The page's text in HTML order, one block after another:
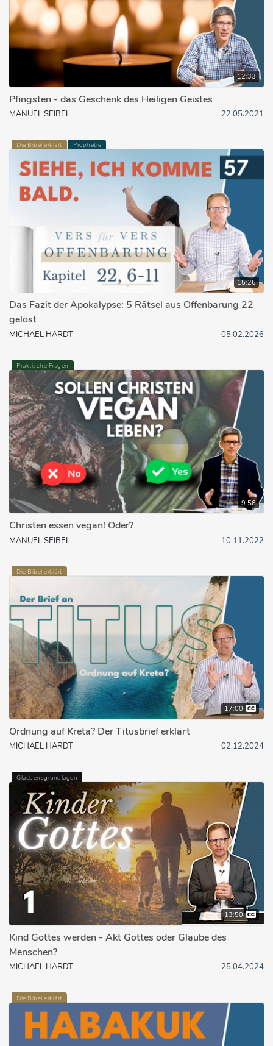
12:33
Pfingsten - das Geschenk des Heiligen Geistes
MANUEL SEIBEL 22.05.2021
Die Bibel erklärt Prophetie
15:26
Das Fazit der Apokalypse: 5 Rätsel aus Offenbarung 22
gelöst
MICHAEL HARDT 05.02.2026
Praktische Fragen
9:56
Christen essen vegan! Oder?
MANUEL SEIBEL 10.11.2022
Die Bibel erklärt
17:00
Ordnung auf Kreta? Der Titusbrief erklärt
MICHAEL HARDT 02.12.2024
Glaubensgrundlagen
13:50
Kind Gottes werden - Akt Gottes oder Glaube des
Menschen?
MICHAEL HARDT 25.04.2024
Die Bibel erklärt